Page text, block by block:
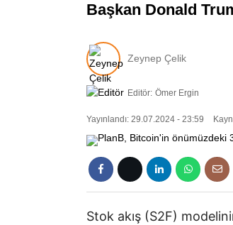
Başkan Donald
Zeynep Çelik
Editör: Ömer Ergin
Yayınlandı: 29.07.2024 - 23:59
Stok akış (S2F)